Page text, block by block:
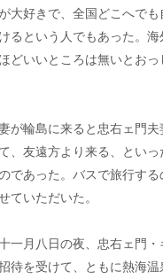
大好きで、全国どこへで
るという人でもあった。
どいいところは無いとお
が輪島に来ると忠右ェ門
、友遠方より来る、といっ
であった。バスで旅行す
ていただいた。
一月八日の夜、忠右ェ門
待を受けて、ともに熱海